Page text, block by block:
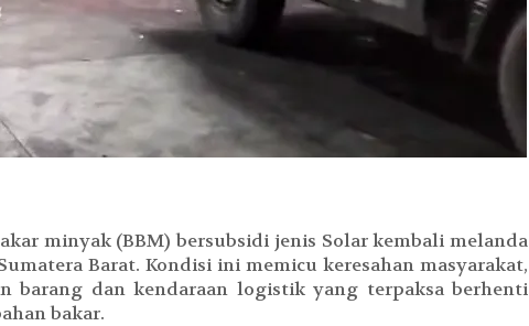
minyak (BBM) bersubsidi jenis Solar kembali melanda
Barat. Kondisi ini memicu keresahan masyarakat,
barang dan kendaraan logistik yang terpaksa berhenti
bakar.